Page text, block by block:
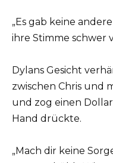
„Es gab keine
ihre Stimme schwer
Dylans Gesicht
zwischen Chris und
und zog einen
Hand drückte.
„Mach dir keine